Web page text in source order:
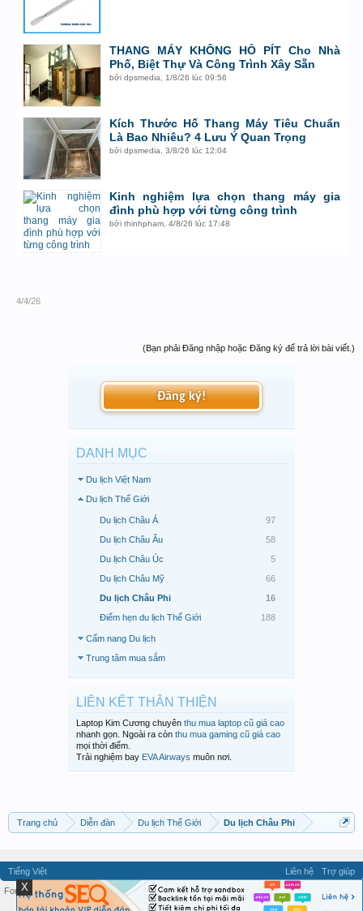
THANG MÁY KHÔNG HỐ PÍT Cho Nhà
Phố, Biệt Thự Và Công Trình Xây Sẵn
bởidpsmedia 1/8/26 lúc 09:56
Kích Thước Hố Thang Máy Tiêu Chuẩn
Là Bao Nhiêu? 4 Lưu Ý Quan Trọng
bởidpsmedia ,3/8/26 lúc 12:04
Kinh nghiệm lựa chọn thang máy gia
đình phù hợp với từng công trình
bởithinhpham ,4/8/26 lúc 17:48
4/4/26
(Bạn phải Đăng nhập hoặc Đăng ký để trả lời bài viết.)
Đăng ký!
DANH MỤC
Du lịch Việt Nam
Du lịch Thế Giới
Du lịch Châu Á
97
Du lịch Châu Âu
58
Du lịch Châu Úc
5
Du lịch Châu Mỹ
66
Du lịch Châu Phi
16
Điểm hẹn du lịch Thế Giới
188
Cẩm nang Du lịch
Trung tâm mua sắm
LIÊN KẾT THÂN THIỆN
Laptop Kim Cương chuyên thu mua laptop cũ giá cao
nhanh gọn. Ngoài ra còn thu mua gaming cũ giá cao
mọi thời điểm.
Trải nghiệm bay EVA Airways muôn nơi.
Trang chủ Diễn đàn Du lịch Thế Giới Du lịch Châu Phi
Tiếng Việt Liên hệ
Trợ giúp
Quy định và Nội quy
Forum software by XenForo™ ©2010-2026 XenForo Ltd.
X